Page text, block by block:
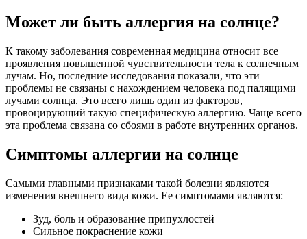
Может ли быть аллергия на солнце?
К такому заболевания современная медицина относит все
проявления повышенной чувствительности тела к солнечным
лучам. Но, последние исследования показали, что эти
проблемы не связаны с нахождением человека под палящими
лучами солнца. Это всего лишь один из факторов,
провоцирующий такую специфическую аллергию. Чаще всего
эта проблема связана со сбоями в работе внутренних органов.
Симптомы аллергии на солнце
Самыми главными признаками такой болезни являются
изменения внешнего вида кожи. Ее симптомами являются:
Зуд, боль и образование припухлостей
Сильное покраснение кожи